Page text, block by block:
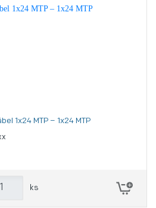
1x24 MTP – 1x24 MTP
ks